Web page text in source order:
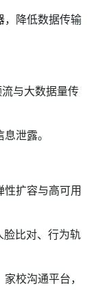
，降低数据传输
与大数据量传
泄露。
性扩容与高可用
比对、行为轨
校沟通平台，